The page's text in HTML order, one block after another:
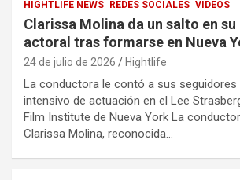
HIGHTLIFE NEWS REDES SOCIALES VIDEOS
Clarissa Molina da un salto en
actoral tras formarse en Nueva
24 de julio de 2026 Hightlife
La conductora le contó a sus
intensivo de actuación en el Lee
Film Institute de Nueva York La
Clarissa Molina, reconocida…